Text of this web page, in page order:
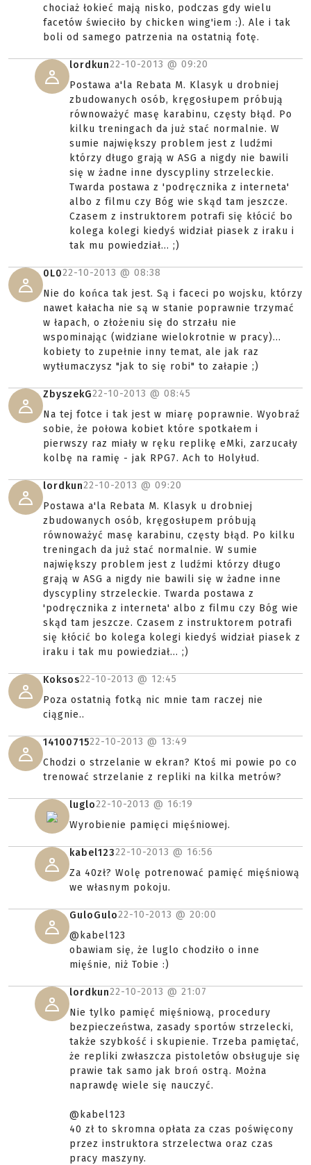
chociaż łokieć mają nisko, podczas gdy wielu
facetów świeciło by chicken wing'iem :). Ale i tak
boli od samego patrzenia na ostatnią fotę.
lordkun22-10-2013 @ 09:20
Postawa a'la Rebata M. Klasyk u drobniej
zbudowanych osób, kręgosłupem próbują
równoważyć masę karabinu, częsty błąd. Po
kilku treningach da już stać normalnie. W
sumie największy problem jest z ludźmi
którzy długo grają w ASG a nigdy nie bawili
się w żadne inne dyscypliny strzeleckie.
Twarda postawa z 'podręcznika z interneta'
albo z filmu czy Bóg wie skąd tam jeszcze.
Czasem z instruktorem potrafi się kłócić bo
kolega kolegi kiedyś widział piasek z iraku i
tak mu powiedział... ;)
0L022-10-2013 @ 08:38
Nie do końca tak jest. Są i faceci po wojsku, którzy
nawet kałacha nie są w stanie poprawnie trzymać
w łapach, o złożeniu się do strzału nie
wspominając (widziane wielokrotnie w pracy)...
kobiety to zupełnie inny temat, ale jak raz
wytłumaczysz "jak to się robi" to załapie ;)
ZbyszekG22-10-2013 @ 08:45
Na tej fotce i tak jest w miarę poprawnie. Wyobraź
sobie, że połowa kobiet które spotkałem i
pierwszy raz miały w ręku replikę eMki, zarzucały
kolbę na ramię - jak RPG7. Ach to Holyłud.
lordkun22-10-2013 @ 09:20
Postawa a'la Rebata M. Klasyk u drobniej
zbudowanych osób, kręgosłupem próbują
równoważyć masę karabinu, częsty błąd. Po kilku
treningach da już stać normalnie. W sumie
największy problem jest z ludźmi którzy długo
grają w ASG a nigdy nie bawili się w żadne inne
dyscypliny strzeleckie. Twarda postawa z
'podręcznika z interneta' albo z filmu czy Bóg wie
skąd tam jeszcze. Czasem z instruktorem potrafi
się kłócić bo kolega kolegi kiedyś widział piasek z
iraku i tak mu powiedział... ;)
Koksos22-10-2013 @ 12:45
Poza ostatnią fotką nic mnie tam raczej nie
ciągnie..
1410071522-10-2013 @ 13:49
Chodzi o strzelanie w ekran? Ktoś mi powie po co
trenować strzelanie z repliki na kilka metrów?
luglo22-10-2013 @ 16:19
Wyrobienie pamięci mięśniowej.
kabel12322-10-2013 @ 16:56
Za 40zł? Wolę potrenować pamięć mięśniową
we własnym pokoju.
GuloGulo22-10-2013 @ 20:00
@kabel123
obawiam się, że luglo chodziło o inne
mięśnie, niż Tobie :)
lordkun22-10-2013 @ 21:07
Nie tylko pamięć mięśniową, procedury
bezpieczeństwa, zasady sportów strzelecki,
także szybkość i skupienie. Trzeba pamiętać,
że repliki zwłaszcza pistoletów obsługuje się
prawie tak samo jak broń ostrą. Można
naprawdę wiele się nauczyć.
@kabel123
40 zł to skromna opłata za czas poświęcony
przez instruktora strzelectwa oraz czas
pracy maszyny.